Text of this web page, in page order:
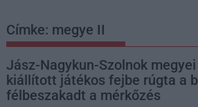
Címke: megye II
Jász-Nagykun-Szolnok
kiállított játékos fejbe rúgta a
félbeszakadt a mérkőzés